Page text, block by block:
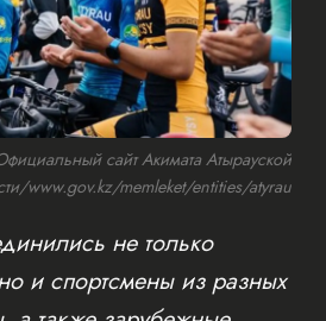
сайт Акимата Атырауской
www.gov.kz/memleket/entities/atyrau
не только
и спортсмены из разных